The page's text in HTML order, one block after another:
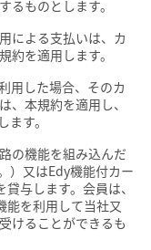
るものとします。
による支払いは、カ
約を適用します。
用した場合、そのカ
、本規約を適用し、
す。
の機能を組み込んだ
）又はEdy機能付カー
与します。会員は、
能を利用して当社又
けることができるも